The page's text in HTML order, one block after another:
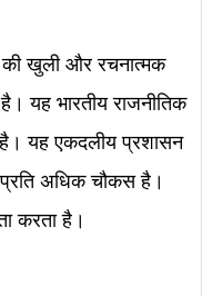
की खुली और रचनात्मक
है।यह भारतीय राजनीतिक
है।यह एकदलीय प्रशासन
अधिक चौकस है।
करता है।